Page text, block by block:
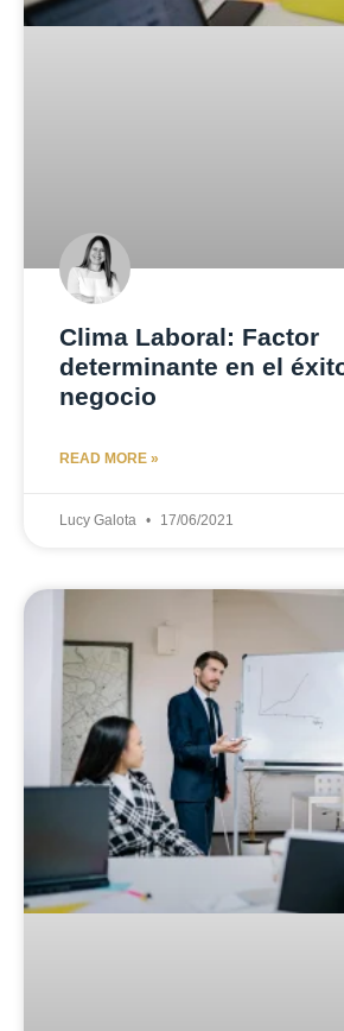
Clima Laboral: Factor
determinante en el
negocio
READ MORE »
Lucy Galota 17/06/2021